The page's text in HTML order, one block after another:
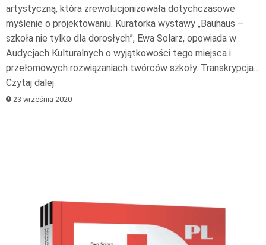
artystyczną, która zrewolucjonizowała dotychczasowe
myślenie o projektowaniu. Kuratorka wystawy „Bauhaus –
szkoła nie tylko dla dorosłych”, Ewa Solarz, opowiada w
Audycjach Kulturalnych o wyjątkowości tego miejsca i
przełomowych rozwiązaniach twórców szkoły. Transkrypcja…
Czytaj dalej
23 września 2020
dźwiękowych